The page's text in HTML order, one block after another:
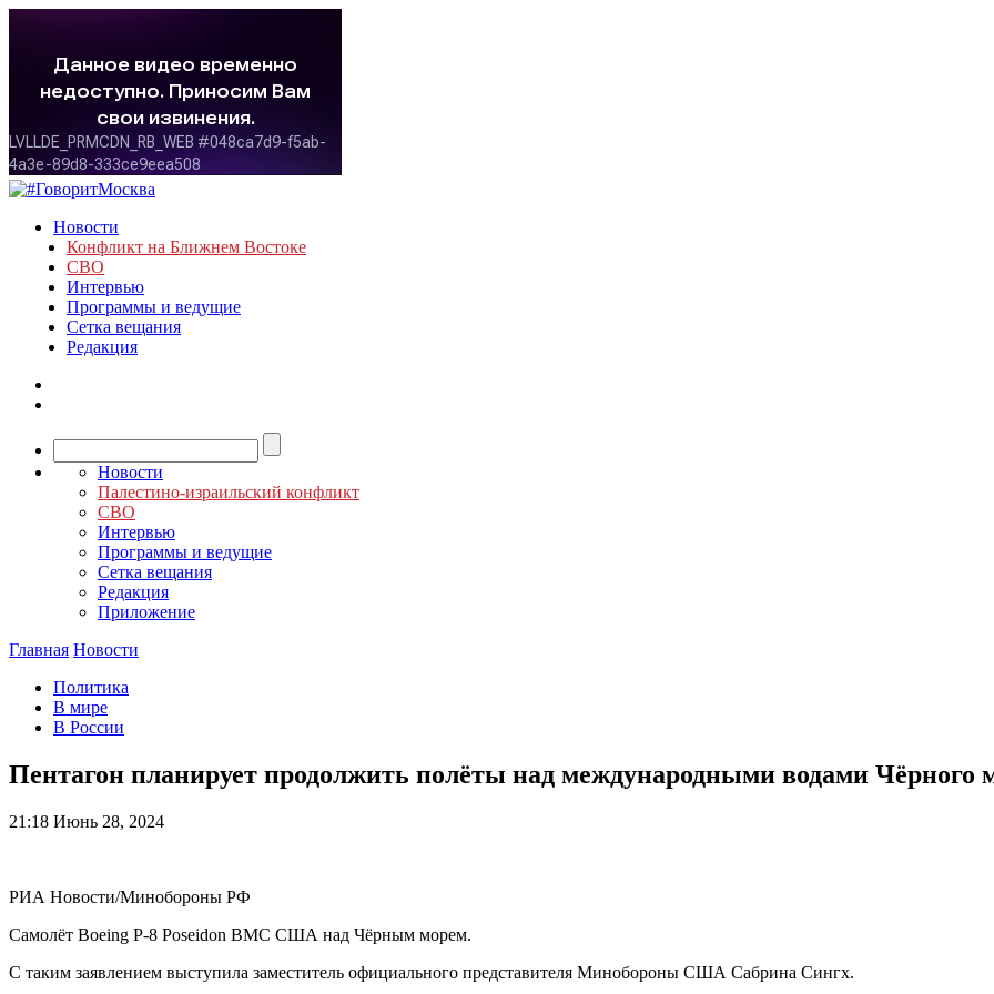
Новости
Конфликт на Ближнем Востоке
СВО
Интервью
Программы и ведущие
Сетка вещания
Редакция
Новости
Палестино-израильский конфликт
СВО
Интервью
Программы и ведущие
Сетка вещания
Редакция
Приложение
Главная Новости
Политика
В мире
В России
Пентагон планирует продолжить полёты над международными водами Чёрного
21:18 Июнь 28, 2024
РИА Новости/Минобороны РФ
Самолёт Boeing P-8 Poseidon ВМС США над Чёрным морем.
С таким заявлением выступила заместитель официального представителя Минобороны США Сабрина Сингх.